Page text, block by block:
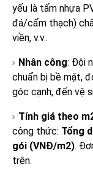
yếu là tấm nhựa
đá/cẩm thạch)
viền, v.v..
Nhân công: Đội
chuẩn bị bề mặt,
góc cạnh, đến vệ
Tính giá theo
công thức: Tổng
gói (VNĐ/m2).
trên.